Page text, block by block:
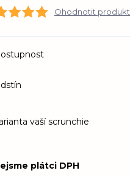
Ohodnotit produkt
vaší scrunchie
plátci DPH